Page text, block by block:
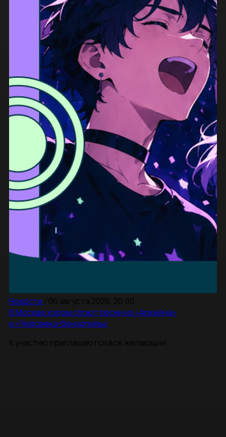
Новости / 06 августа 2026, 20:00
В Москве хором споют песни из «Аркейна»
и «Человека-бензопилы»
К участию приглашаются все желающие.